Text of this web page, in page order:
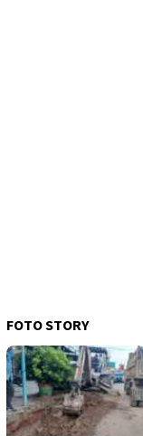
FOTO STORY